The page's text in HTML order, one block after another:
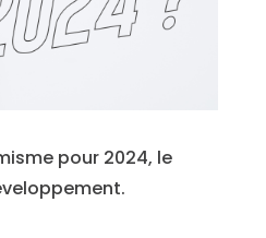
pour 2024, le